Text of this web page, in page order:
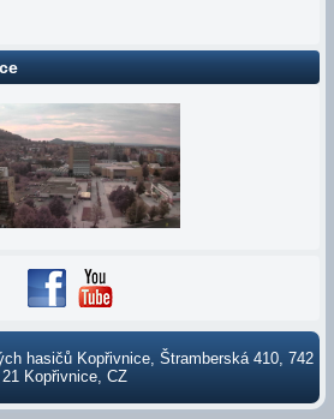
hasičů Kopřivnice, Štramberská 410, 742
21 Kopřivnice, CZ